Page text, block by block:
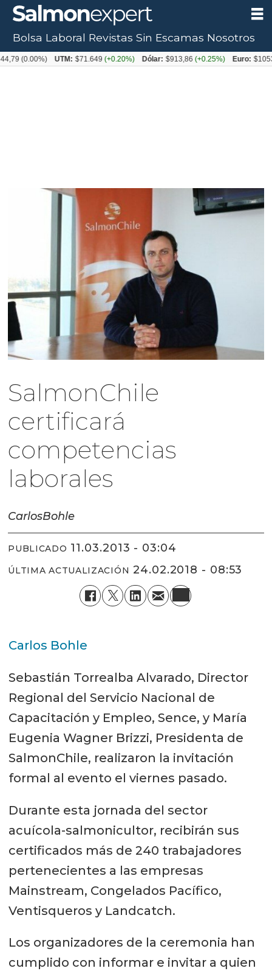
SalmonChile
certificará
competencias
laborales
CarlosBohle
PUBLICADO 11.03.2013 - 03:04
ÚLTIMA ACTUALIZACIÓN 24.02.2018 - 08:53
Carlos Bohle
Sebastián Torrealba Alvarado, Director
Regional del Servicio Nacional de
Capacitación y Empleo, Sence, y María
Eugenia Wagner Brizzi, Presidenta de
SalmonChile, realizaron la invitación
formal al evento el viernes pasado.
Durante esta jornada del sector
acuícola-salmonicultor, recibirán sus
certificados más de 240 trabajadores
pertenecientes a las empresas
Mainstream, Congelados Pacífico,
Ventisqueros y Landcatch.
Los organizadores de la ceremonia han
cumplido con informar e invitar a quien
Bolsa Laboral Revistas Sin Escamas Nosotros
UTM: $71.649(+0.20%) Dólar: $913,86(+0.25%) Euro: $1053,08(-